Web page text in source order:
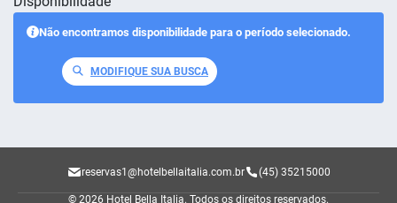
Não encontramos disponibilidade para o período selecionado.
MODIFIQUE SUA BUSCA
reservas1@hotelbellaitalia.com.br (45) 35215000
© 2026 Hotel Bella Italia. Todos os direitos reservados.